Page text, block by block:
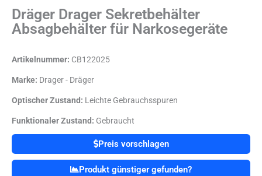
Dräger Drager Sekretbehälter
Absagbehälter für Narkosegeräte
Artikelnummer: CB122025
Marke: Drager - Dräger
Optischer Zustand: Leichte Gebrauchsspuren
Funktionaler Zustand: Gebraucht
Preis vorschlagen
Produkt günstiger gefunden?